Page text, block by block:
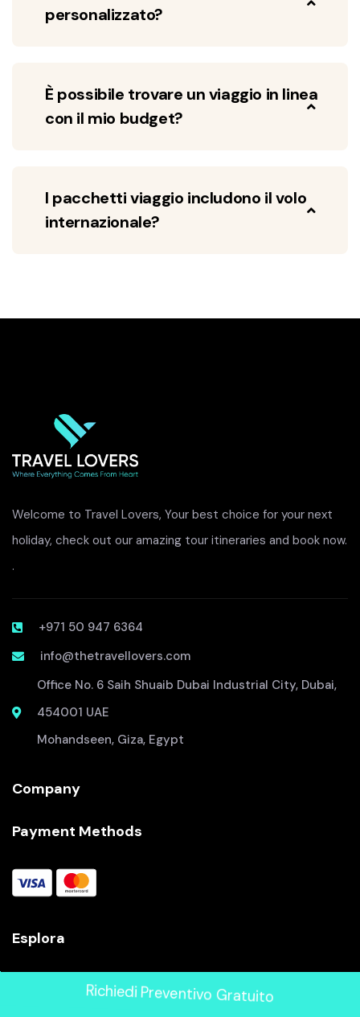
personalizzato?
È possibile trovare un viaggio in linea
con il mio budget?
I pacchetti viaggio includono il volo
internazionale?
Welcome to Travel Lovers, Your best choice for your next
holiday, check out our amazing tour itineraries and book now.
.
+971 50 947 6364
info@thetravellovers.com
Office No. 6 Saih Shuaib Dubai Industrial City, Dubai,
454001 UAE
Mohandseen, Giza, Egypt
Company
Payment Methods
Esplora
Pacchetti Vacanze Egitto
Richiedi Preventivo Gratuito